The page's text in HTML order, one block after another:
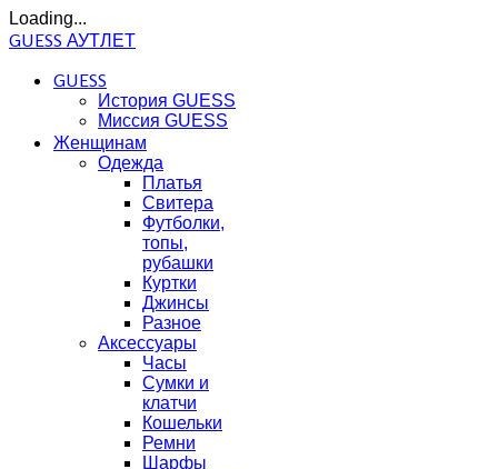
Loading...
GUESS АУТЛЕТ
GUESS
История GUESS
Миссия GUESS
Женщинам
Одежда
Платья
Свитера
Футболки,
топы,
рубашки
Куртки
Джинсы
Разное
Аксессуары
Часы
Сумки и
клатчи
Кошельки
Ремни
Шарфы